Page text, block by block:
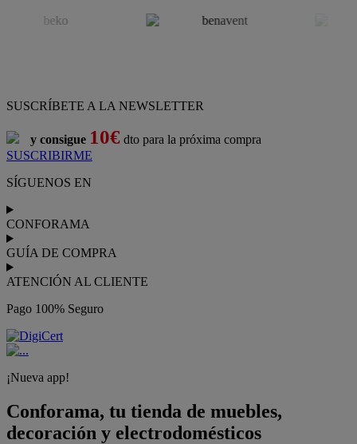
SUSCRÍBETE A LA NEWSLETTER
y consigue 10€ dto para la próxima compra
SUSCRIBIRME
SÍGUENOS EN
CONFORAMA
GUÍA DE COMPRA
ATENCIÓN AL CLIENTE
Pago 100% Seguro
¡Nueva app!
Conforama, tu tienda de muebles,
decoración y electrodomésticos